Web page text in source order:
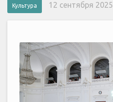
Культура 12 сентября 2025